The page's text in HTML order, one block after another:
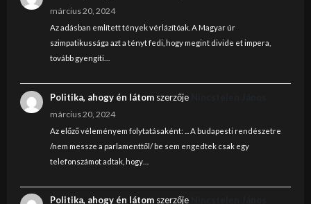
március 20, 2024
Az adásban említett tények vérlázítóak. A Magyar úr
szimpatikussága azt a tényt fedi, hogy megint divide et impera,
tovább gyengíti…
Politika, ahogy én látomszerzője
március 20, 2024
Az előző véleményem folytatásaként: ... A budapesti rendészetre
/nem messze a parlamenttől/ be sem engedtek csak egy
telefonszámot adtak, hogy…
Politika, ahogy én látomszerzője